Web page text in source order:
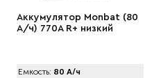
Аккумулятор Monbat (80
А/ч) 770A R+ низкий
Емкость: 80 А/ч